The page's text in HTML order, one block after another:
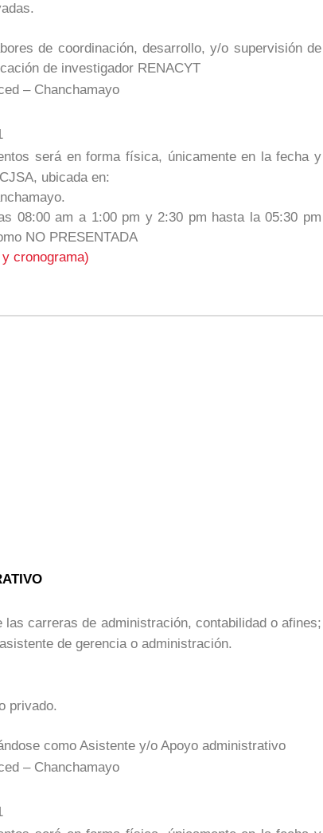
de coordinación, desarrollo, y/o supervisión de
de investigador RENACYT
– Chanchamayo
será en forma física, únicamente en la fecha y
ubicada en:
08:00 am a 1:00 pm y 2:30 pm hasta la 05:30 pm
NO PRESENTADA
cronograma)
las carreras de administración, contabilidad o afines;
de gerencia o administración.
privado.
como Asistente y/o Apoyo administrativo
– Chanchamayo